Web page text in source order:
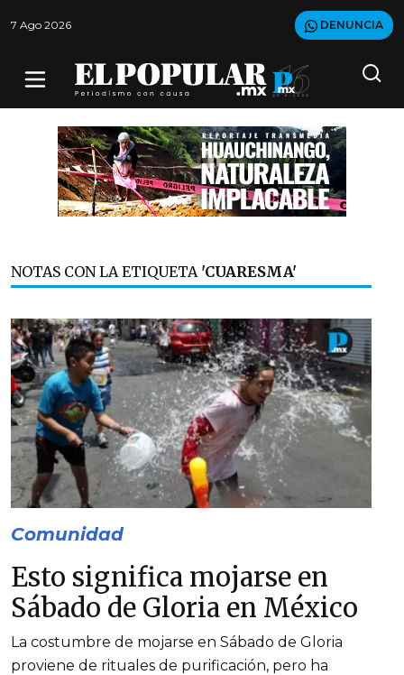
7 Ago 2026 DENUNCIA
NOTAS CON LA ETIQUETA 'CUARESMA'
Comunidad
Esto significa mojarse en
Sábado de Gloria en México
La costumbre de mojarse en Sábado de Gloria
proviene de rituales de purificación, pero ha